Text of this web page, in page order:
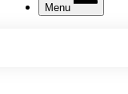
Menu